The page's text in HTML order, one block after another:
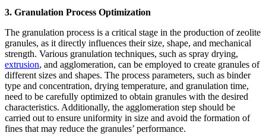
3. Granulation Process Optimization
The granulation process is a critical stage in the production of zeolite
granules, as it directly influences their size, shape, and mechanical
strength. Various granulation techniques, such as spray drying,
extrusion, and agglomeration, can be employed to create granules of
different sizes and shapes. The process parameters, such as binder
type and concentration, drying temperature, and granulation time,
need to be carefully optimized to obtain granules with the desired
characteristics. Additionally, the agglomeration step should be
carried out to ensure uniformity in size and avoid the formation of
fines that may reduce the granules’ performance.